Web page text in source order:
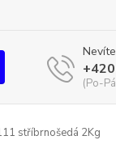
(Po-
stříbrnošedá 2Kg